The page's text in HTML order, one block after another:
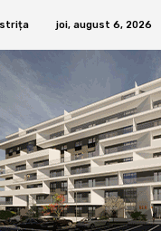
joi, august 6, 2026